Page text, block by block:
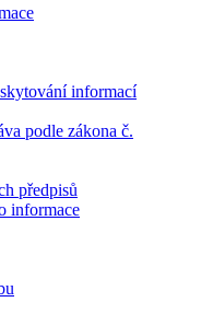
informací
podle zákona č.
předpisů
informace